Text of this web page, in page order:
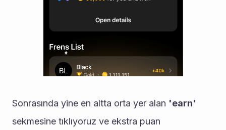
Sonrasında yine en altta orta yer alan
sekmesine tıklıyoruz ve ekstra puan